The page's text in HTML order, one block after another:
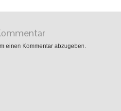
einen Kommentar abzugeben.